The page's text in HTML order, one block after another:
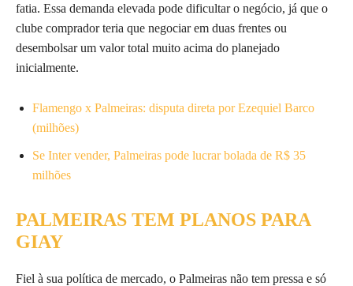
fatia. Essa demanda elevada pode dificultar o negócio, já que o
clube comprador teria que negociar em duas frentes ou
desembolsar um valor total muito acima do planejado
inicialmente.
Flamengo x Palmeiras: disputa direta por Ezequiel Barco
(milhões)
Se Inter vender, Palmeiras pode lucrar bolada de R$ 35
milhões
PALMEIRAS TEM PLANOS PARA
GIAY
Fiel à sua política de mercado, o Palmeiras não tem pressa e só